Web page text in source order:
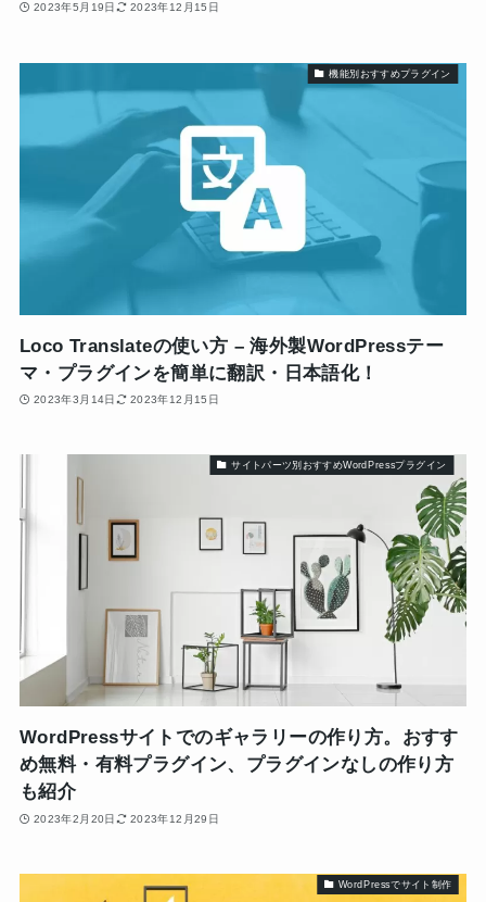
2023年5月19日 2023年12月15日
機能別おすすめプラグイン
Loco Translateの使い方 – 海外製WordPressテー
マ・プラグインを簡単に翻訳・日本語化！
2023年3月14日 2023年12月15日
サイトパーツ別おすすめWordPressプラグイン
WordPressサイトでのギャラリーの作り方。おすす
め無料・有料プラグイン、プラグインなしの作り方
も紹介
2023年2月20日 2023年12月29日
WordPressでサイト制作